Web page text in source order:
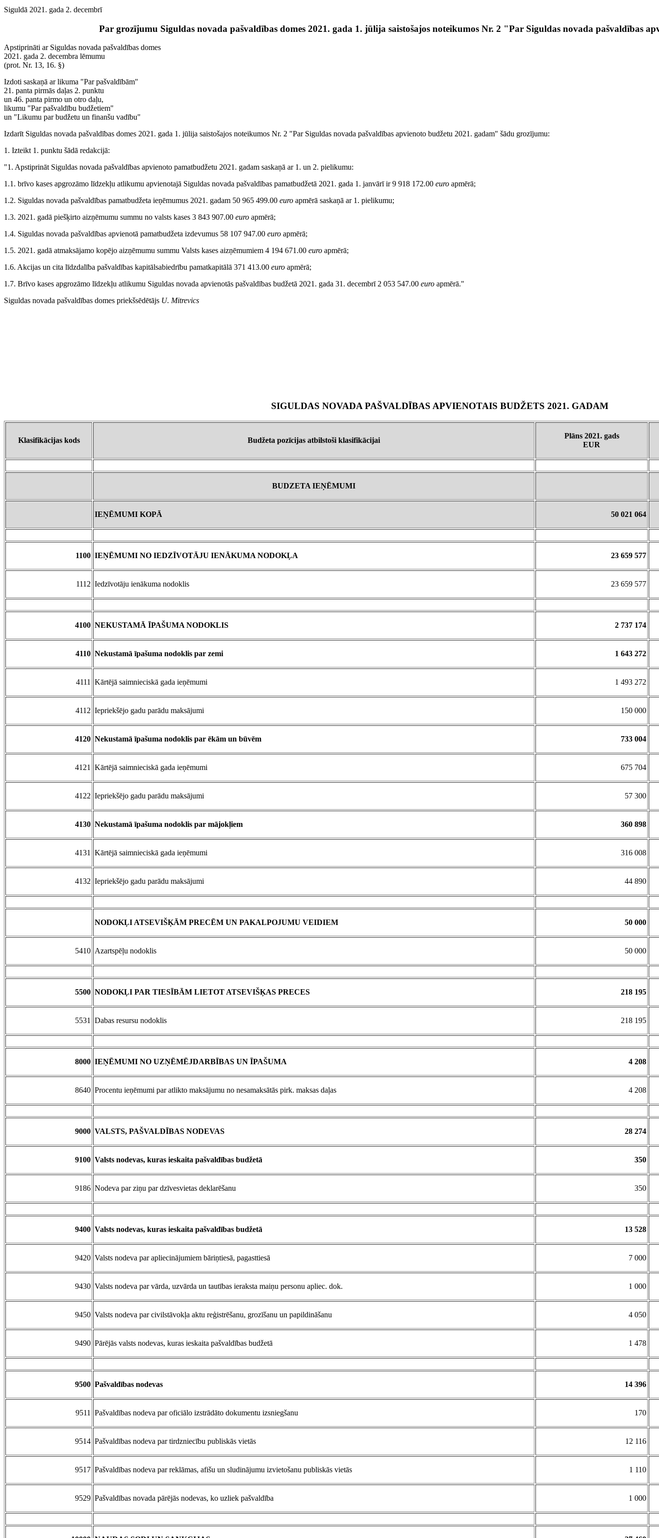
Siguldā 2021. gada 2. decembrī
Par grozījumu Siguldas novada pašvaldības domes 2021. gada 1. jūlija saistošajos noteikumos Nr. 2 "Par Siguldas novada pašvaldības
Apstiprināti ar Siguldas novada pašvaldības domes
2021. gada 2. decembra lēmumu
(prot. Nr. 13, 16. §)
Izdoti saskaņā ar likuma "Par pašvaldībām"
21. panta pirmās daļas 2. punktu
un 46. panta pirmo un otro daļu,
likumu "Par pašvaldību budžetiem"
un "Likumu par budžetu un finanšu vadību"
Izdarīt Siguldas novada pašvaldības domes 2021. gada 1. jūlija saistošajos noteikumos Nr. 2 "Par Siguldas novada pašvaldības apvienoto budžetu 2021. gadam" šādu grozījumu:
1. Izteikt 1. punktu šādā redakcijā:
"1. Apstiprināt Siguldas novada pašvaldības apvienoto pamatbudžetu 2021. gadam saskaņā ar 1. un 2. pielikumu:
1.1. brīvo kases apgrozāmo līdzekļu atlikumu apvienotajā Siguldas novada pašvaldības pamatbudžetā 2021. gada 1. janvārī ir 9 918 172.00 euro apmērā;
1.2. Siguldas novada pašvaldības pamatbudžeta ieņēmumus 2021. gadam 50 965 499.00 euro apmērā saskaņā ar 1. pielikumu;
1.3. 2021. gadā piešķirto aizņēmumu summu no valsts kases 3 843 907.00 euro apmērā;
1.4. Siguldas novada pašvaldības apvienotā pamatbudžeta izdevumus 58 107 947.00 euro apmērā;
1.5. 2021. gadā atmaksājamo kopējo aizņēmumu summu Valsts kases aizņēmumiem 4 194 671.00 euro apmērā;
1.6. Akcijas un cita līdzdalība pašvaldības kapitālsabiedrību pamatkapitālā 371 413.00 euro apmērā;
1.7. Brīvo kases apgrozāmo līdzekļu atlikumu Siguldas novada apvienotās pašvaldības budžetā 2021. gada 31. decembrī 2 053 547.00 euro apmērā."
Siguldas novada pašvaldības domes priekšsēdētājs U. Mitrevics
SIGULDAS NOVADA PAŠVALDĪBAS APVIENOTAIS BUDŽETS 2021. GADAM
Klasifikācijas kods Budžeta pozīcijas atbilstoši klasifikācijai
Plāns 2021. gads
EUR
BUDZETA IEŅĒMUMI
IEŅĒMUMI KOPĀ 50 021 064
1100 IEŅĒMUMI NO IEDZĪVOTĀJU IENĀKUMA NODOKĻA 23 659 577
1112 Iedzīvotāju ienākuma nodoklis 23 659 577
4100 NEKUSTAMĀ ĪPAŠUMA NODOKLIS 2 737 174
4110 Nekustamā īpašuma nodoklis par zemi 1 643 272
4111 Kārtējā saimnieciskā gada ieņēmumi 1 493 272
4112 Iepriekšējo gadu parādu maksājumi 150 000
4120 Nekustamā īpašuma nodoklis par ēkām un būvēm 733 004
4121 Kārtējā saimnieciskā gada ieņēmumi 675 704
4122 Iepriekšējo gadu parādu maksājumi 57 300
4130 Nekustamā īpašuma nodoklis par mājokļiem 360 898
4131 Kārtējā saimnieciskā gada ieņēmumi 316 008
4132 Iepriekšējo gadu parādu maksājumi 44 890
NODOKĻI ATSEVIŠĶĀM PRECĒM UN PAKALPOJUMU VEIDIEM 50 000
5410 Azartspēļu nodoklis 50 000
5500 NODOKĻI PAR TIESĪBĀM LIETOT ATSEVIŠĶAS PRECES 218 195
5531 Dabas resursu nodoklis 218 195
8000 IEŅĒMUMI NO UZŅĒMĒJDARBĪBAS UN ĪPAŠUMA 4 208
8640 Procentu ieņēmumi par atlikto maksājumu no nesamaksātās pirk. maksas daļas 4 208
9000 VALSTS, PAŠVALDĪBAS NODEVAS 28 274
9100 Valsts nodevas, kuras ieskaita pašvaldības budžetā 350
9186 Nodeva par ziņu par dzīvesvietas deklarēšanu 350
9400 Valsts nodevas, kuras ieskaita pašvaldības budžetā 13 528
9420 Valsts nodeva par apliecinājumiem bāriņtiesā, pagasttiesā 7 000
9430 Valsts nodeva par vārda, uzvārda un tautības ieraksta maiņu personu apliec. dok. 1 000
9450 Valsts nodeva par civilstāvokļa aktu reģistrēšanu, grozīšanu un papildināšanu 4 050
9490 Pārējās valsts nodevas, kuras ieskaita pašvaldības budžetā 1 478
9500 Pašvaldības nodevas 14 396
9511 Pašvaldības nodeva par oficiālo izstrādāto dokumentu izsniegšanu 170
9514 Pašvaldības nodeva par tirdzniecību publiskās vietās 12 116
9517 Pašvaldības nodeva par reklāmas, afišu un sludinājumu izvietošanu publiskās vietās 1 110
9529 Pašvaldības novada pārējās nodevas, ko uzliek pašvaldība 1 000